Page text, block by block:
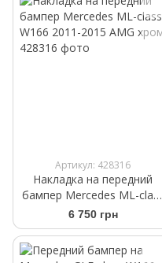
Артикул: 428316
Накладка на передний
бампер Mercedes ML-class
W166 2011-2015 AMG хром
6 750 грн